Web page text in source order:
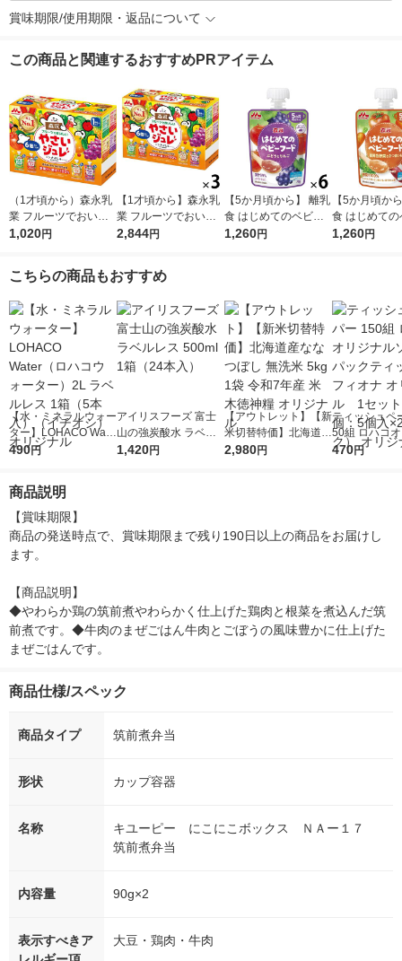
賞味期限/使用期限・返品について
この商品と関連するおすすめPRアイテム
（1才頃から）森永乳
業 フルーツでおいし
いやさいジュレ 70g×
料
1,020円
【1才頃から】森永乳
業 フルーツでおいし
いやさいジュレ 70g×
料
2,844円
【5か月頃から】 離乳
食 はじめてのベビー
フード ぶどうとりん
1,260円
【5か月頃か
食 はじめての
フード 緑黄
1,260円
こちらの商品もおすすめ
【水・ミネラルウォー
ター】LOHACO Wate
r（ロハコウォータ
シ） オリジナル
490円
アイリスフーズ 富士
山の強炭酸水 ラベル
レス 500ml 1箱（24
1,420円
【アウトレット】【新
米切替特価】北海道産
ななつぼし 無洗米 5k
2,980円
ティッシュペ
50組 ロハコ
ルソフトパッ
470円
商品説明
【賞味期限】
商品の発送時点で、賞味期限まで残り190日以上の商品をお届けし
ます。
【商品説明】
◆やわらか鶏の筑前煮やわらかく仕上げた鶏肉と根菜を煮込んだ筑
前煮です。◆牛肉のまぜごはん牛肉とごぼうの風味豊かに仕上げた
まぜごはんです。
商品仕様/スペック
商品タイプ 筑前煮弁当
形状 カップ容器
名称
キユーピー にこにこボックス ＮＡー１７
筑前煮弁当
内容量 90g×2
表示すべきア
大豆・鶏肉・牛肉